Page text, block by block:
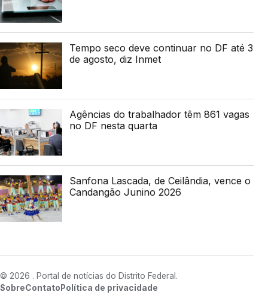
Tempo seco deve continuar no DF até 3
de agosto, diz Inmet
Agências do trabalhador têm 861 vagas
no DF nesta quarta
Sanfona Lascada, de Ceilândia, vence o
Candangão Junino 2026
© 2026 . Portal de notícias do Distrito Federal.
SobreContato Política de privacidade